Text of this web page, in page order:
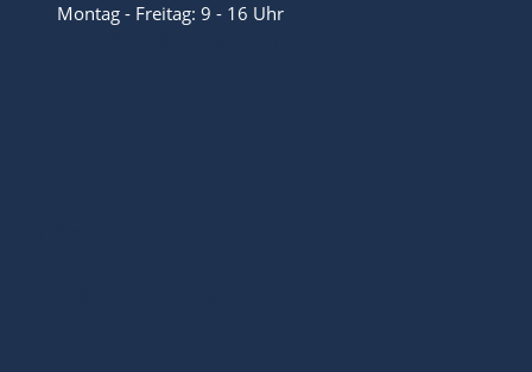
Montag - Freitag: 9 - 16 Uhr